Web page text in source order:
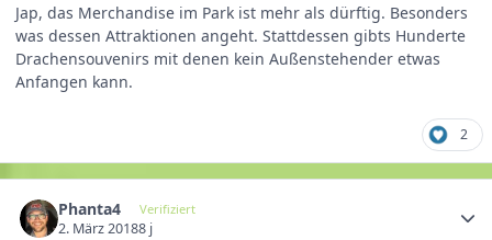
Jap, das Merchandise im Park ist mehr als dürftig. Besonders
was dessen Attraktionen angeht. Stattdessen gibts Hunderte
Drachensouvenirs mit denen kein Außenstehender etwas
Anfangen kann.
2
Phanta4 Verifiziert
2. März 20188 j